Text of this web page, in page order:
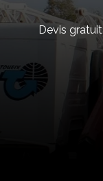
Devis